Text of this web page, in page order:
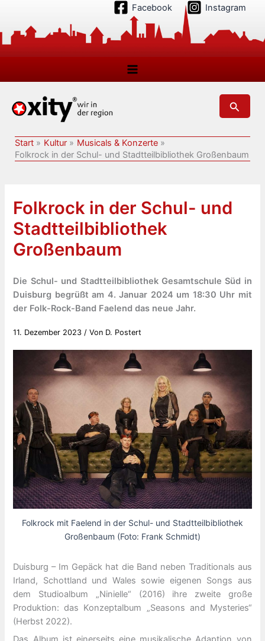
springen
Facebook Instagram
Suchen
Start Kultur
Musicals & Konzerte
Folkrock in der Schul- und Stadtteilbibliothek Großenbaum
Folkrock in der Schul- und
Stadtteilbibliothek
Großenbaum
Die Schul- und Stadtteilbibliothek Gesamtschule Süd in
Duisburg begrüßt am 4. Januar 2024 um 18:30 Uhr mit
der Folk-Rock-Band Faelend das neue Jahr.
11. Dezember 2023 / Von D. Postert
Folkrock mit Faelend in der Schul- und Stadtteilbibliothek
Großenbaum (Foto: Frank Schmidt)
Duisburg – Im Gepäck hat die Band neben Traditionals aus
Irland, Schottland und Wales sowie eigenen Songs aus
dem Studioalbum „Ninielle“ (2016) ihre zweite große
Produktion: das Konzeptalbum „Seasons and Mysteries“
(Herbst 2022).